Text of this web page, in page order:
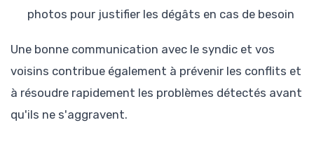
photos pour justifier les dégâts en cas de besoin
Une bonne communication avec le syndic et vos
voisins contribue également à prévenir les conflits et
à résoudre rapidement les problèmes détectés avant
qu'ils ne s'aggravent.